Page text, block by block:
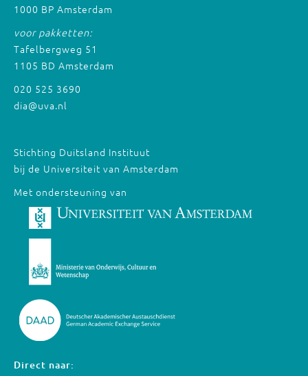
1000 BP Amsterdam
voor pakketten:
Tafelbergweg 51
1105 BD Amsterdam
020 525 3690
dia@uva.nl
Stichting Duitsland Instituut
bij de Universiteit van Amsterdam
Met ondersteuning van
Direct naar: